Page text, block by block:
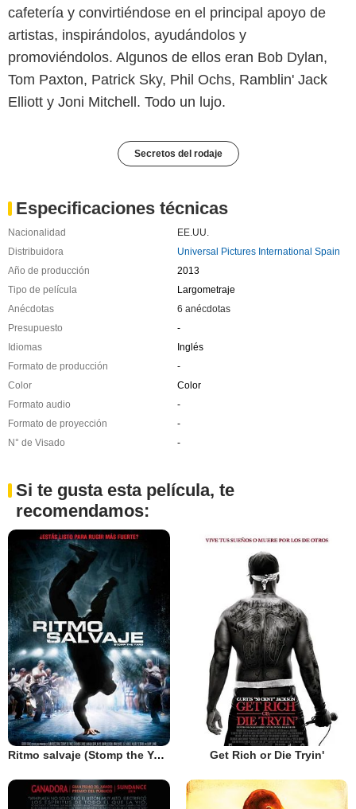
cafetería y convirtiéndose en el principal apoyo de
artistas, inspirándolos, ayudándolos y
promoviéndolos. Algunos de ellos eran Bob Dylan,
Tom Paxton, Patrick Sky, Phil Ochs, Ramblin' Jack
Elliott y Joni Mitchell. Todo un lujo.
Secretos del rodaje
Especificaciones técnicas
Nacionalidad
EE.UU.
Distribuidora
Universal Pictures International Spain
Año de producción
2013
Tipo de película
Largometraje
Anécdotas
6 anécdotas
Presupuesto
-
Idiomas
Inglés
Formato de producción
-
Color
Color
Formato audio
-
Formato de proyección
-
N° de Visado
-
Si te gusta esta película, te
recomendamos:
Ritmo salvaje (Stomp the Yard) Get Rich or Die Tryin'